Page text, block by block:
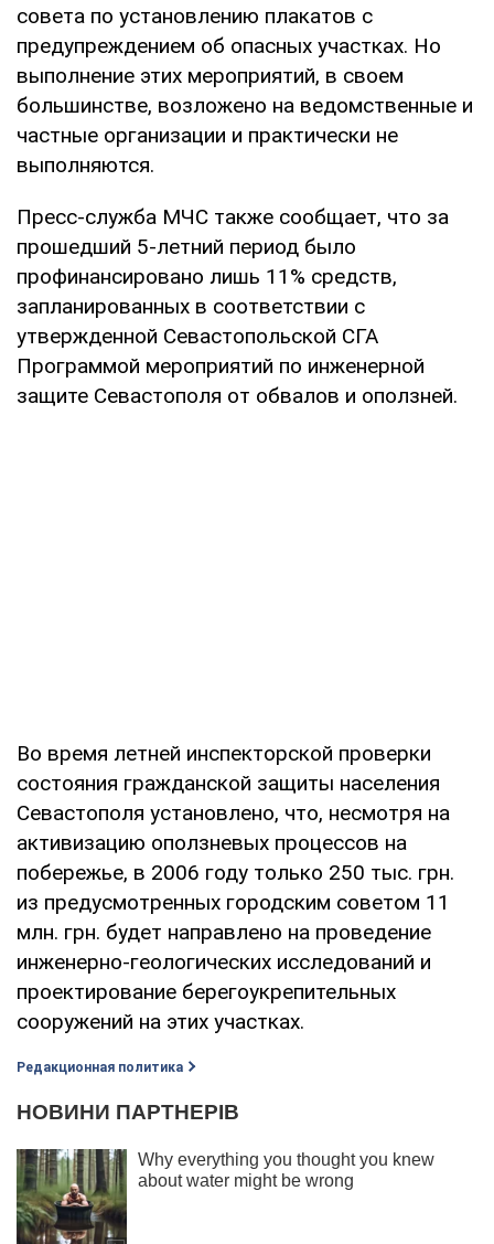
совета по установлению плакатов с
предупреждением об опасных участках. Но
выполнение этих мероприятий, в своем
большинстве, возложено на ведомственные и
частные организации и практически не
выполняются.
Пресс-служба МЧС также сообщает, что за
прошедший 5-летний период было
профинансировано лишь 11% средств,
запланированных в соответствии с
утвержденной Севастопольской СГА
Программой мероприятий по инженерной
защите Севастополя от обвалов и оползней.
Во время летней инспекторской проверки
состояния гражданской защиты населения
Севастополя установлено, что, несмотря на
активизацию оползневых процессов на
побережье, в 2006 году только 250 тыс. грн.
из предусмотренных городским советом 11
млн. грн. будет направлено на проведение
инженерно-геологических исследований и
проектирование берегоукрепительных
сооружений на этих участках.
Редакционная политика